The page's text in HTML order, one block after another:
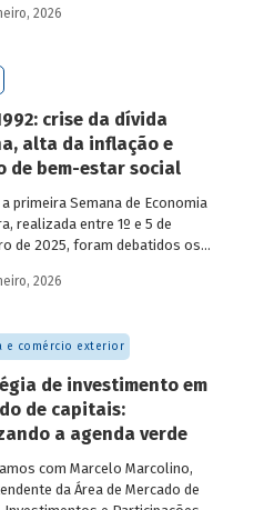
do país nos últimos 40 anos,
renomados.
2026
crise da dívida
alta da inflação e
de bem-estar social
primeira Semana de Economia
realizada entre 1º e 5 de
de 2025, foram debatidos os
do país nos últimos 40 anos,
renomados.
2026
e comércio exterior
de investimento em
de capitais:
a agenda verde
com Marcelo Marcolino,
da Área de Mercado de